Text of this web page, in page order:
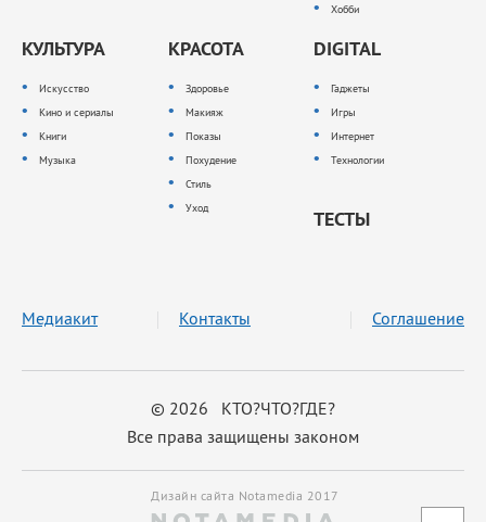
Хобби
КУЛЬТУРА
Искусство
Кино и сериалы
Книги
Музыка
КРАСОТА
Здоровье
Макияж
Показы
Похудение
Стиль
Уход
DIGITAL
Гаджеты
Игры
Интернет
Технологии
ТЕСТЫ
© 2026 КТО?ЧТО?ГДЕ?
Все права защищены законом
Медиакит Контакты Соглашение
Дизайн сайта Notamedia 2017